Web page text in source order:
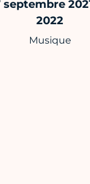
septembre
2022
Musique